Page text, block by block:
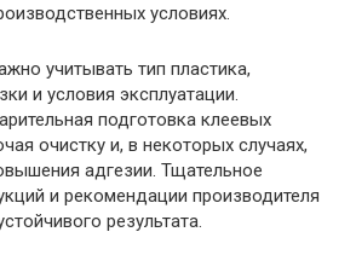
условиях.
учитывать тип пластика,
и условия эксплуатации.
подготовка клеевых
очистку и, в некоторых случаях,
адгезии. Тщательное
и рекомендации производителя
результата.